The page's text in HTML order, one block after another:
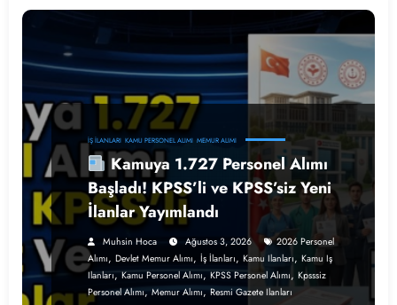
İŞ İLANLARI KAMU PERSONEL ALIMI MEMUR ALIMI
Kamuya 1.727 Personel Alımı
Başladı! KPSS’li ve KPSS’siz Yeni
İlanlar Yayımlandı
Muhsin Hoca Ağustos 3, 2026
2026 Personel
Alımı, Devlet Memur Alımı, İş İlanları, Kamu Ilanları, Kamu Iş
Ilanları,Kamu Personel Alımı,KPSS Personel Alımı, Kpsssiz
Personel Alımı,Memur Alımı,Resmi Gazete Ilanları